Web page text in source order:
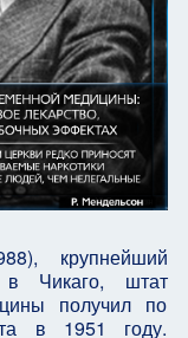
крупнейший
в Чикаго, штат
получил по
в 1951 году.